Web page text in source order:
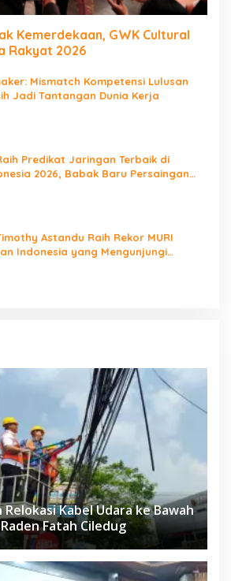
Kemerdekaan, GWK Cultural
Rakyat 2026
Mismatch Kompetensi Lulusan
Jadi Tantangan Dunia Kerja
Predikat Jaringan Terbaik di
2026, Babak Baru Persaingan
Astandu Raih Rekor MURI
Indonesia yang Mengunjungi
Relokasi Kabel Udara ke Bawah
Fatah Ciledug